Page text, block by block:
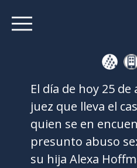
El día de hoy 25 de
juez que lleva el
quien se en
presunto abuso
su hija Alexa